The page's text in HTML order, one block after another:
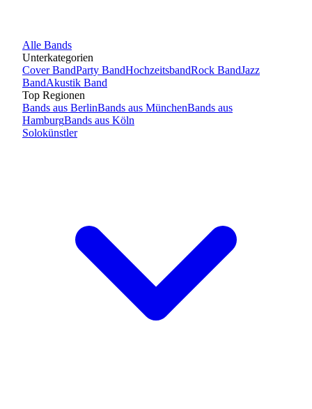
Alle Bands
Unterkategorien
Cover BandParty BandHochzeitsbandRock BandJazz
BandAkustik Band
Top Regionen
Bands aus BerlinBands aus MünchenBands aus
HamburgBands aus Köln
Solokünstler